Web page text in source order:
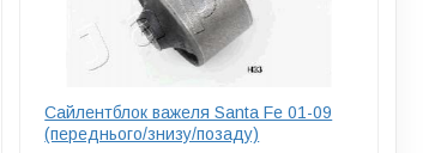
Сайлентблок важеля Santa Fe 01-09
(переднього/знизу/позаду)